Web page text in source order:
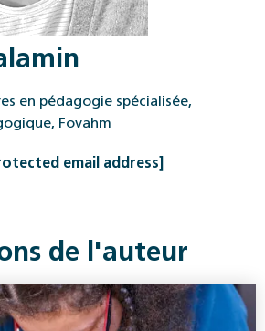
en pédagogie spécialisée,
Fovahm
email address]
de l'auteur